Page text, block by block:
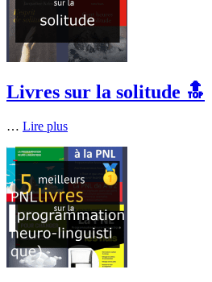
Livres sur la solitude 🔝
… Lire plus